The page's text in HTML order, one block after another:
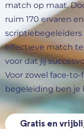
match op maat.
ruim 170 ervaren
effectieve match
voor dat jij
Voor zowel face-
begeleiding ben je
Gratis en